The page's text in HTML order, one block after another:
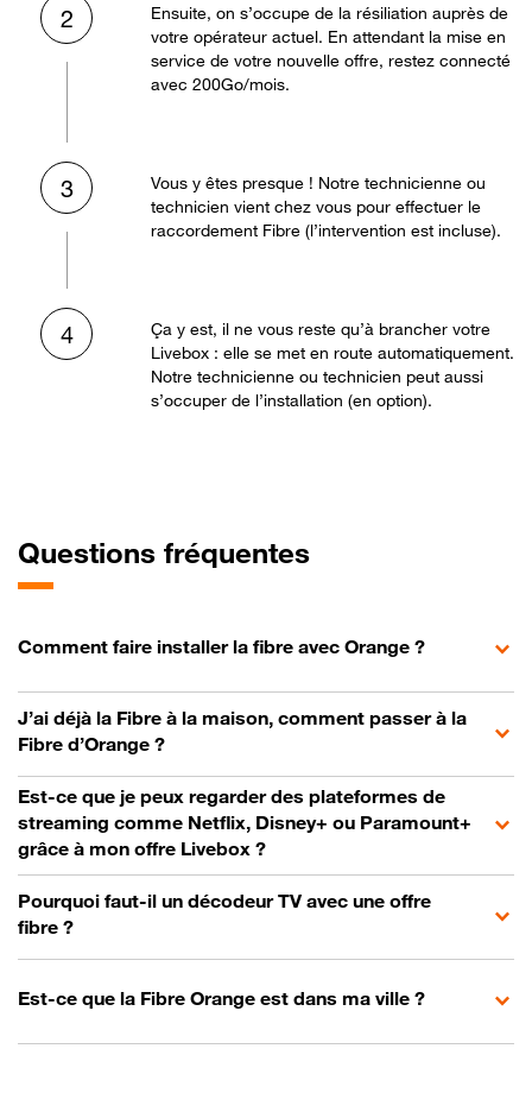
2
Ensuite, on s’occupe de la résiliation auprès de
votre opérateur actuel. En attendant la mise en
service de votre nouvelle offre, restez connecté
avec 200Go/mois.
3
Vous y êtes presque ! Notre technicienne ou
technicien vient chez vous pour effectuer le
raccordement Fibre (l’intervention est incluse).
4
Ça y est, il ne vous reste qu’à brancher votre
Livebox : elle se met en route automatiquement.
Notre technicienne ou technicien peut aussi
s’occuper de l’installation (en option).
Questions fréquentes
Comment faire installer la fibre avec Orange ?
J’ai déjà la Fibre à la maison, comment passer à la
Fibre d’Orange ?
Est-ce que je peux regarder des plateformes de
streaming comme Netflix, Disney+ ou Paramount+
grâce à mon offre Livebox ?
Pourquoi faut-il un décodeur TV avec une offre
fibre ?
Est-ce que la Fibre Orange est dans ma ville ?